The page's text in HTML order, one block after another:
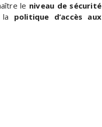
le niveau de sécurité
politique d’accès aux